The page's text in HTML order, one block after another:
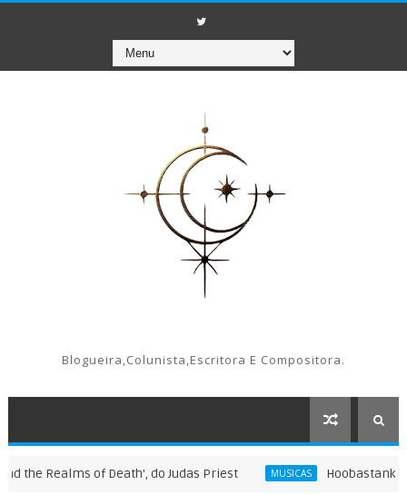
Blogueira,colunista,escritora E Compositora.
Realms of Death', do Judas Priest MUSICAS Hoobastank,